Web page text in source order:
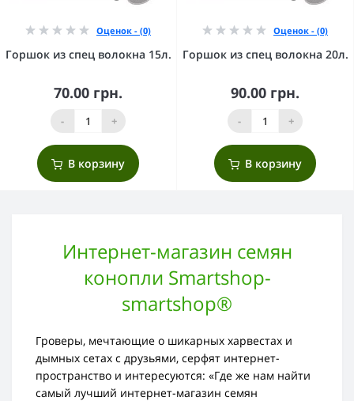
Оценок - (0)
Горшок из спец волокна 15л.
70.00 грн.
- +
В корзину
Оценок - (0)
Горшок из спец волокна 20л.
90.00 грн.
- +
В корзину
Интернет-магазин семян
конопли Smartshop-
smartshop®
Гроверы, мечтающие о шикарных харвестах и
дымных сетах с друзьями, серфят интернет-
пространство и интересуются: «Где же нам найти
самый лучший интернет-магазин семян